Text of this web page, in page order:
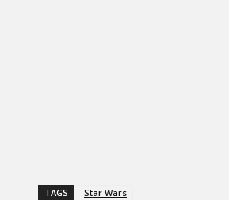
TAGS Star Wars